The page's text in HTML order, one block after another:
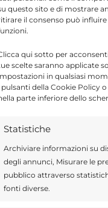
questo sito e di mostrare
il consenso può
qui sotto per
scelte saranno applicate
in qualsiasi
pulsanti della Cookie Policy
parte inferiore dello
Statistiche
Archiviare informazioni su
degli annunci, Misurare le
pubblico attraverso
fonti diverse.
storia di
Prodotto
che sara’
Commission.
Send
IN ATTUALITÀ